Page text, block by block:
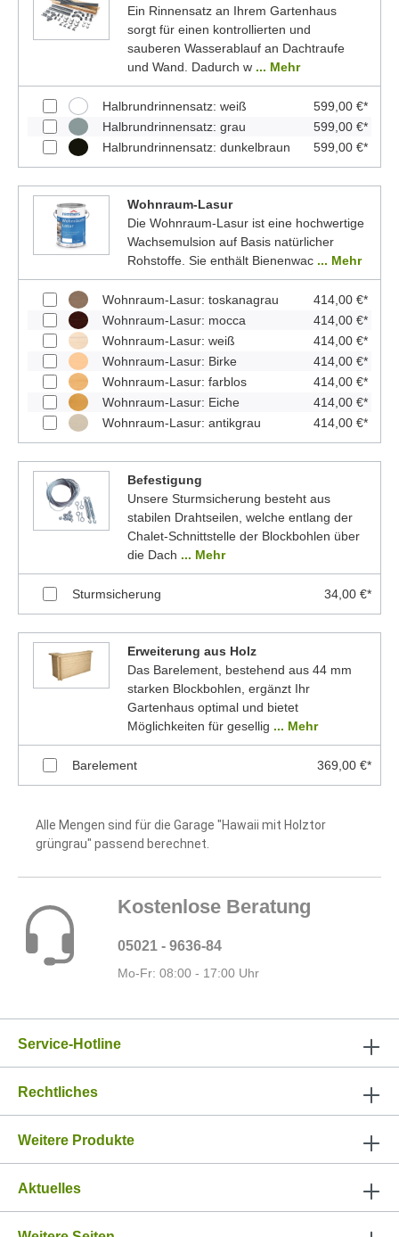
Ein Rinnensatz an Ihrem Gartenhaus
sorgt für einen kontrollierten und
sauberen Wasserablauf an Dachtraufe
und Wand. Dadurch w ... Mehr
Halbrundrinnensatz: weiß
599,00 €*
Halbrundrinnensatz: grau
599,00 €*
Halbrundrinnensatz: dunkelbraun
599,00 €*
Wohnraum-Lasur
Die Wohnraum-Lasur ist eine hochwertige
Wachsemulsion auf Basis natürlicher
Rohstoffe. Sie enthält Bienenwac ... Mehr
Wohnraum-Lasur: toskanagrau
414,00 €*
Wohnraum-Lasur: mocca
414,00 €*
Wohnraum-Lasur: weiß
414,00 €*
Wohnraum-Lasur: Birke
414,00 €*
Wohnraum-Lasur: farblos
414,00 €*
Wohnraum-Lasur: Eiche
414,00 €*
Wohnraum-Lasur: antikgrau
414,00 €*
Befestigung
Unsere Sturmsicherung besteht aus
stabilen Drahtseilen, welche entlang der
Chalet-Schnittstelle der Blockbohlen über
die Dach ... Mehr
Sturmsicherung 34,00 €*
Erweiterung aus Holz
Das Barelement, bestehend aus 44 mm
starken Blockbohlen, ergänzt Ihr
Gartenhaus optimal und bietet
Möglichkeiten für gesellig ... Mehr
Barelement 369,00 €*
Alle Mengen sind für die Garage "Hawaii mit Holztor
grüngrau" passend berechnet.
Kostenlose Beratung
05021 - 9636-84
Mo-Fr: 08:00 - 17:00 Uhr
Service-Hotline
Rechtliches
Weitere Produkte
Aktuelles